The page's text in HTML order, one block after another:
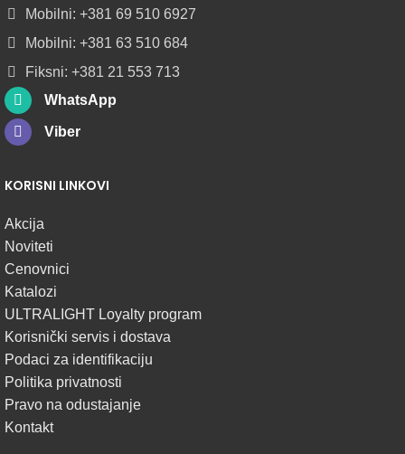
ROLNAMA
POGLEDAJ
Mobilni: +381 69 510 6927
Mobilni: +381 63 510 684
Fiksni: +381 21 553 713
WhatsApp
Viber
KORISNI LINKOVI
Akcija
Noviteti
Cenovnici
Katalozi
ULTRALIGHT Loyalty program
Korisnički servis i dostava
Podaci za identifikaciju
Politika privatnosti
Pravo na odustajanje
Kontakt